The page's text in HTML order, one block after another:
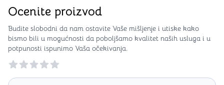
Ocenite proizvod
Budite slobodni da nam ostavite Vaše mišljenje i utiske kako
bismo bili u mogućnosti da poboljšamo kvalitet naših usluga i u
potpunosti ispunimo Vaša očekivanja.
Reviews